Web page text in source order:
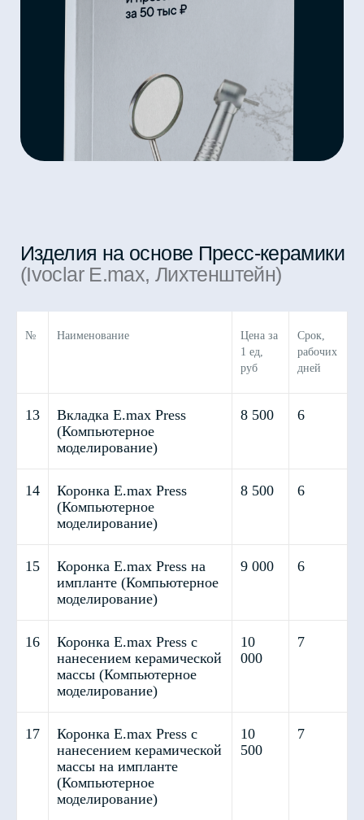
№ Наименование
Цена за
1 ед,
руб
Срок,
рабочих
дней
13
Вкладка E.max Press
(Компьютерное
моделирование)
8 500 6
14
Коронка E.max Press
(Компьютерное
моделирование)
8 500 6
15
Коронка E.max Press на
импланте (Компьютерное
моделирование)
9 000 6
16
Коронка E.max Press с
нанесением керамической
массы (Компьютерное
моделирование)
10
000
7
17
Коронка E.max Press с
нанесением керамической
массы на импланте
(Компьютерное
моделирование)
10
500
7
Изделия на основе Металла
(Сплав CoCr Gialloy, Германия)